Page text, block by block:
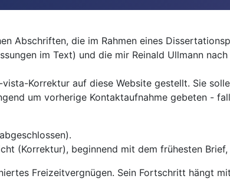
Abschriften, die im Rahmen eines
im Text) und die mir Reinald Ullmann
Korrektur auf diese Website gestellt. Sie
um vorherige Kontaktaufnahme gebeten -
(Korrektur), beginnend mit dem frühesten
Freizeitvergnügen. Sein Fortschritt hängt